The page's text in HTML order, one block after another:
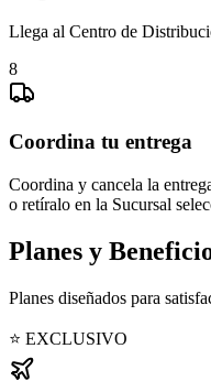
Llega al Centro de
8
Coordina tu entrega
Coordina y cancela la
o retíralo en la Sucursal
Planes y
Planes diseñados para
⭐ EXCLUSIVO